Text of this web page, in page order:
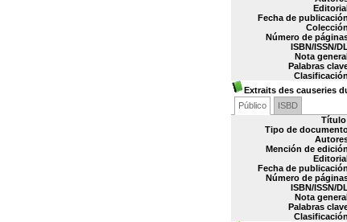
Fecha de
Número de
ISBN/ISSN/
Nota
Palabras
Extraits des causeries
Público
ISBD
Título
Tipo de
Mención de
Fecha de
Número de
ISBN/ISSN/
Nota
Palabras